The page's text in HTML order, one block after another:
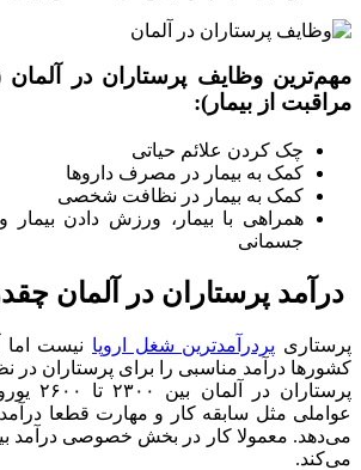
مهم‌ترین وظایف پرستاران در آلمان
مراقبت از بیمار):
چک کردن علائم حیاتی
کمک به بیمار در مصرف داروها
کمک به بیمار در نظافت شخصی
همراهی با بیمار، ورزش دادن
جسمانی
درآمد پرستاران در آلمان
پرستاری پردرآمدترین شغل اروپا نیست اما
کشورها درآمد مناسبی را برای پرستاران در
عواملی مثل سابقه کار و مهارت قطعا
می‌دهد. معمولا کار در بخش خصوصی درآمد
می‌کند.